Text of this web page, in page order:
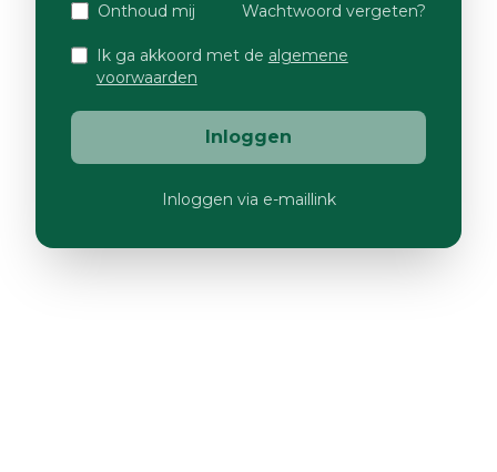
Onthoud mij Wachtwoord vergeten?
Ik ga akkoord met de algemene
voorwaarden
Inloggen
Inloggen via e-maillink